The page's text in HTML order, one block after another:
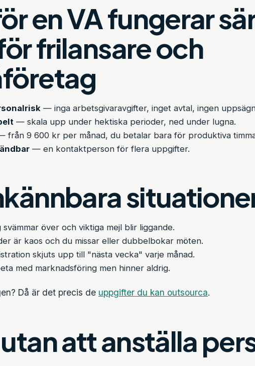
en VA fungerar
frilansare och
— inga arbetsgivaravgifter, inget avtal, ingen
— skala upp under hektiska perioder, ned under lugna.
från 9 600 kr per månad, du betalar bara för produktiva
— en kontaktperson för flera uppgifter.
svämmar över och viktiga mejl blir liggande.
är kaos och du missar eller dubbelbokar möten.
skjuts upp till "nästa vecka" varje månad.
med marknadsföring men hinner aldrig.
Då är det precis de uppgifter du kan outsourca.
att anställa